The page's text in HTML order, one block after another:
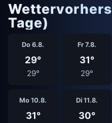
Tage)
Do 6.8.
29°
29°
Fr 7.8.
31°
29°
Mo 10.8.
31°
Di 11.8.
30°